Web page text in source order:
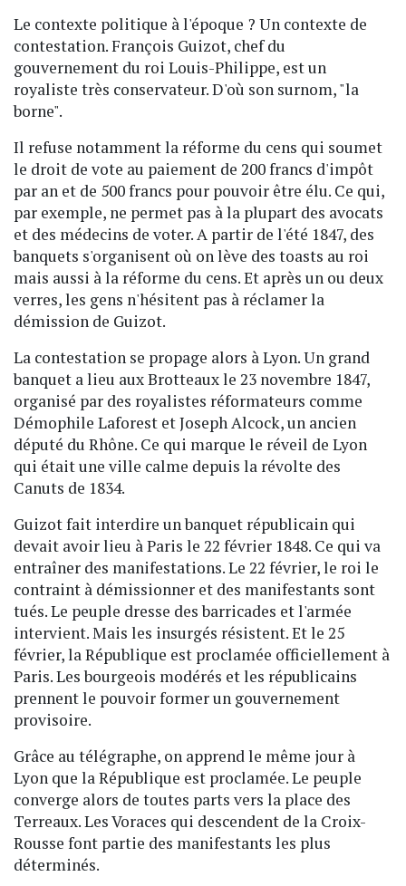
Le contexte politique à l'époque ? Un contexte de
contestation. François Guizot, chef du
gouvernement du roi Louis-Philippe, est un
royaliste très conservateur. D'où son surnom, "la
borne".
Il refuse notamment la réforme du cens qui soumet
le droit de vote au paiement de 200 francs d'impôt
par an et de 500 francs pour pouvoir être élu. Ce qui,
par exemple, ne permet pas à la plupart des avocats
et des médecins de voter. A partir de l'été 1847, des
banquets s'organisent où on lève des toasts au roi
mais aussi à la réforme du cens. Et après un ou deux
verres, les gens n'hésitent pas à réclamer la
démission de Guizot.
La contestation se propage alors à Lyon. Un grand
banquet a lieu aux Brotteaux le 23 novembre 1847,
organisé par des royalistes réformateurs comme
Démophile Laforest et Joseph Alcock, un ancien
député du Rhône. Ce qui marque le réveil de Lyon
qui était une ville calme depuis la révolte des
Canuts de 1834.
Guizot fait interdire un banquet républicain qui
devait avoir lieu à Paris le 22 février 1848. Ce qui va
entraîner des manifestations. Le 22 février, le roi le
contraint à démissionner et des manifestants sont
tués. Le peuple dresse des barricades et l'armée
intervient. Mais les insurgés résistent. Et le 25
février, la République est proclamée officiellement à
Paris. Les bourgeois modérés et les républicains
prennent le pouvoir former un gouvernement
provisoire.
Grâce au télégraphe, on apprend le même jour à
Lyon que la République est proclamée. Le peuple
converge alors de toutes parts vers la place des
Terreaux. Les Voraces qui descendent de la Croix-
Rousse font partie des manifestants les plus
déterminés.